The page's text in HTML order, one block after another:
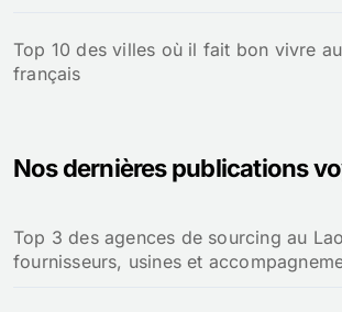
Top 10 des villes où il fait bon vivre
français
Nos dernières publications
Top 3 des agences de sourcing au
fournisseurs, usines et